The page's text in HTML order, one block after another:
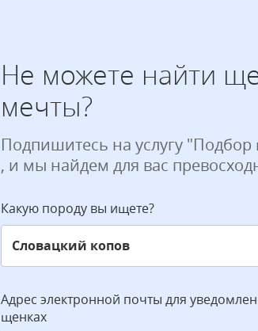
Не можете найти
мечты?
Подпишитесь на услугу
, и мы найдем для вас
Какую породу вы ищете?
Адрес электронной почты для
щенках